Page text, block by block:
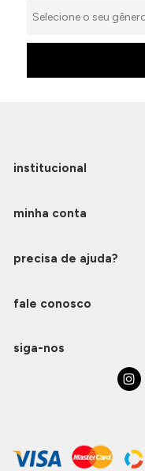
institucional
minha conta
precisa de ajuda?
fale conosco
siga-nos